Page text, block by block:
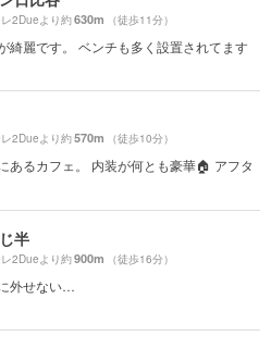
2Dueより約630m （徒歩11分）
綺麗です。 ベンチも多く設置されてます
2Dueより約570m （徒歩10分）
あるカフェ。 内装が何とも豪華🏠 アフタ
半
2Dueより約900m （徒歩16分）
外せない…